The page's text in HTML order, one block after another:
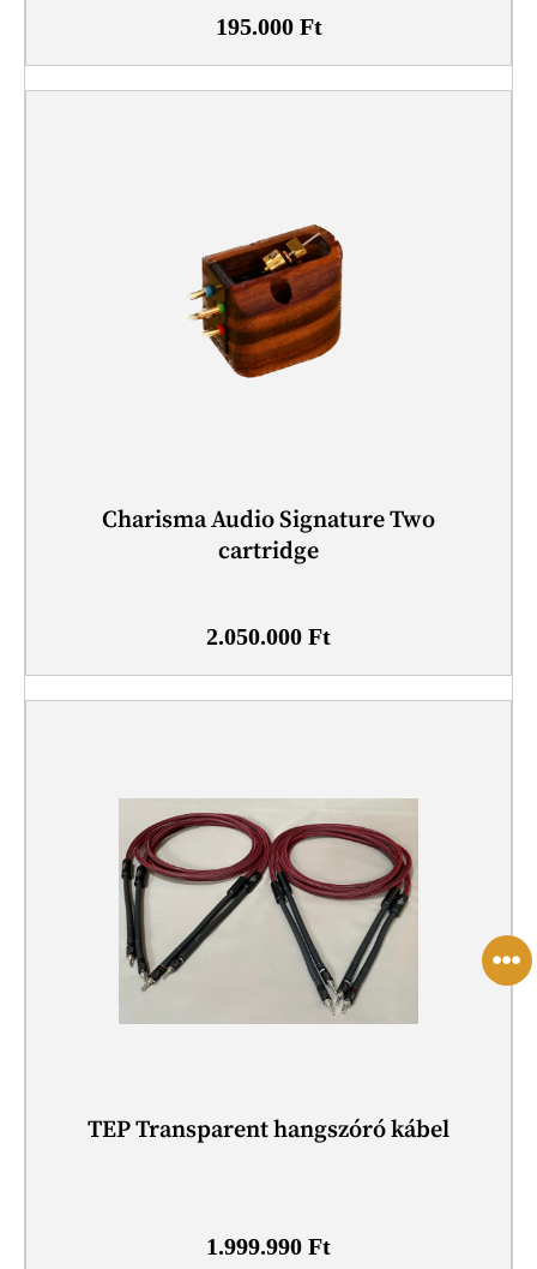
195.000 Ft
Charisma Audio Signature Two
cartridge
2.050.000 Ft
TEP Transparent hangszóró kábel
1.999.990 Ft